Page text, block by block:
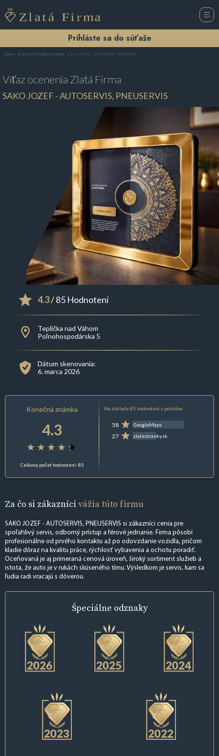
Prihláste sa do súťaže
Domov Autoservis Teplička nad Váhom SAKO JOZEF - AUTOSERVIS, PNEUSERVIS
Víťaz ocenenia Zlatá Firma
SAKO JOZEF - AUTOSERVIS, PNEUSERVIS
4.3/ 85 Hodnotení
Teplička nad Váhom
Poľnohospodárska 5
Dátum skenovania:
6. marca 2026
Konečná známka
4.3
Celkový počet hodnotení: 85
Na základe 85 hodnotení z portálov:
58 GoogleMaps
27 zlatestranky.sk
Za čo si zákazníci vážia túto firmu
SAKO JOZEF - AUTOSERVIS, PNEUSERVIS si zákazníci cenia pre
spoľahlivý servis, odborný prístup a férové jednanie. Firma pôsobí
profesionálne od prvého kontaktu až po odovzdanie vozidla, pričom
kladie dôraz na kvalitu práce, rýchlosť vybavenia a ochotu poradiť.
Oceňovaná je aj primeraná cenová úroveň, široký sortiment služieb a
istota, že auto je v rukách skúseného tímu. Výsledkom je servis, kam sa
ľudia radi vracajú s dôverou.
Špeciálne odznaky